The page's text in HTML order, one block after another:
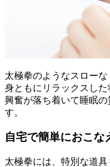
太極拳のようなスロー
身ともにリラックスし
興奮が落ち着いて睡眠
す。
自宅で簡単におこな
太極拳には、特別な道